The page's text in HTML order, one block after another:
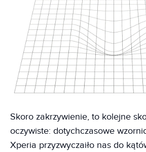
Skoro zakrzywienie, to kolejne
oczywiste: dotychczasowe
Xperia przyzwyczaiło nas do